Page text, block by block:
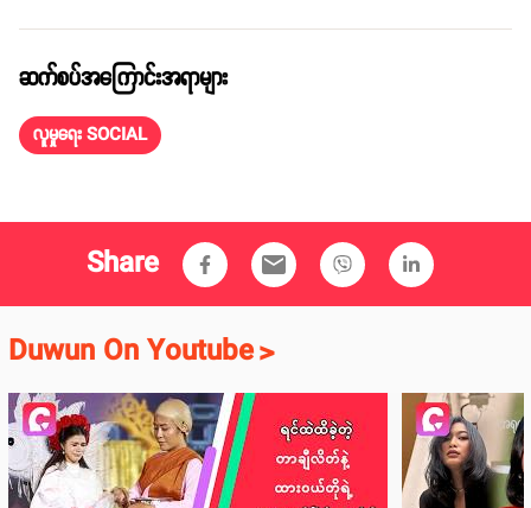
ဆက်စပ်အကြောင်းအရာများ
လူမှုရေး SOCIAL
Share email
Duwun On Youtube>